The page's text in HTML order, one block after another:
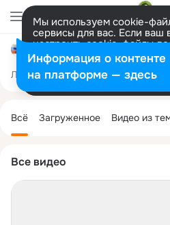
Мы используем cookie-
сервисы для вас. Если ваш
настроить cookie-файлы
представитель. Больше
Разрешить все
Совет депутатов МО
Лента Участники 82 Темы 2.5K
Все видео
колонка
Всё Загруженное Видео из
Информация о контенте
на платформе — здесь